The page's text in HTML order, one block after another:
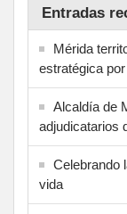
Entradas
Mérida
estratégica
Alcaldía de
adjudicatarios
Celebrando
vida